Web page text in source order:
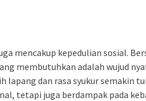
mencakup kepedulian sosial.
membutuhkan adalah wujud
lapang dan rasa syukur semakin
tetapi juga berdampak pada